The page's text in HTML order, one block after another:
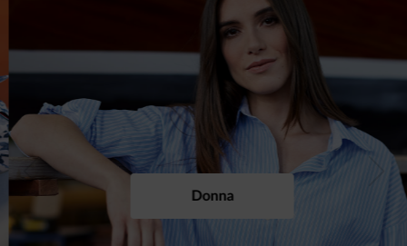
Previous
Donna